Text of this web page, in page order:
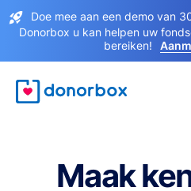
Doe mee aan een demo van
Donorbox u kan helpen uw
bereiken!
Maak